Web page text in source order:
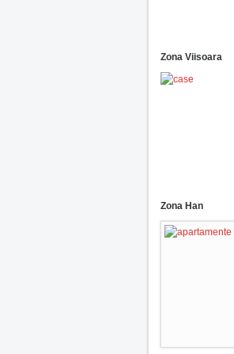
Zona Viisoara
Zona Han